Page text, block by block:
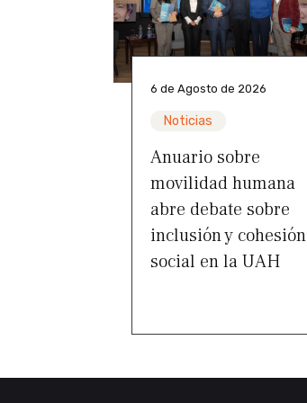
6 de Agosto de 2026
Noticias
Anuario sobre
movilidad humana
abre debate sobre
inclusión y cohesión
social en la UAH